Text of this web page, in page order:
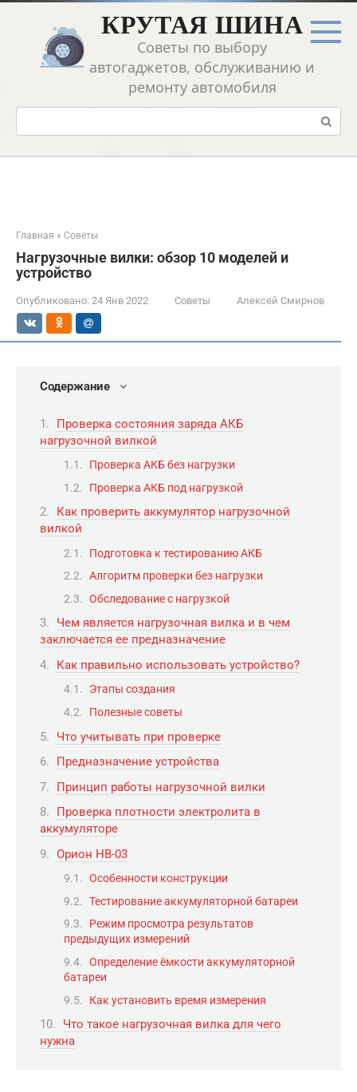
Перейти
контенту
КРУТАЯ ШИНА
Советы по выбору
автогаджетов, обслуживанию и
ремонту автомобиля
Поиск:
Главная » Советы
Нагрузочные вилки: обзор 10 моделей и
устройство
Опубликовано: 24 Янв 2022 Советы Алексей Смирнов
Содержание
Проверка состояния заряда АКБ
нагрузочной вилкой
Проверка АКБ без нагрузки
Проверка АКБ под нагрузкой
Как проверить аккумулятор нагрузочной
вилкой
Подготовка к тестированию АКБ
Алгоритм проверки без нагрузки
Обследование с нагрузкой
Чем является нагрузочная вилка и в чем
заключается ее предназначение
Как правильно использовать устройство?
Этапы создания
Полезные советы
Что учитывать при проверке
Предназначение устройства
Принцип работы нагрузочной вилки
Проверка плотности электролита в
аккумуляторе
Орион НВ-03
Особенности конструкции
Тестирование аккумуляторной батареи
Режим просмотра результатов
предыдущих измерений
Определение ёмкости аккумуляторной
батареи
Как установить время измерения
Что такое нагрузочная вилка для чего
нужна